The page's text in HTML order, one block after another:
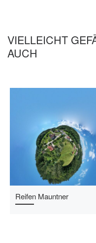
VIELLEICHT
AUCH
Reifen Mauntner